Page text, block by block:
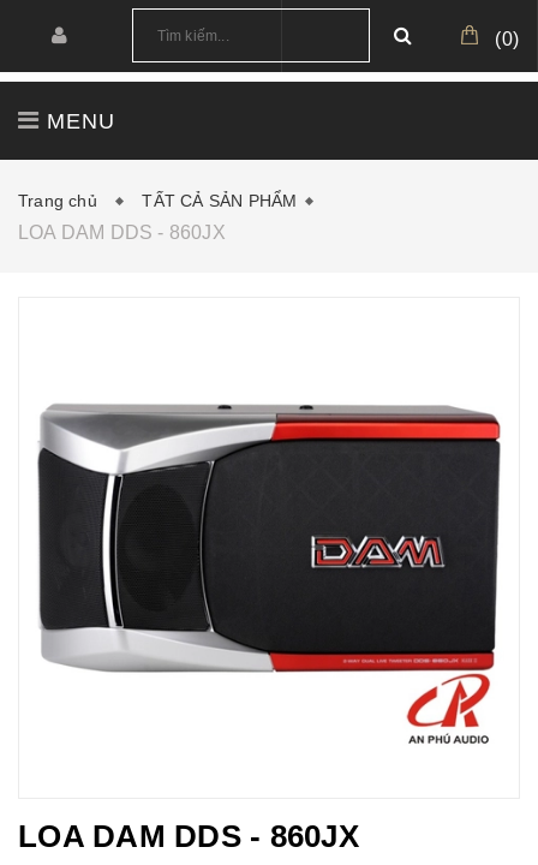
(0)
MENU
GIỚI THIỆU
Trang chủ TẤT CẢ SẢN PHẨM
LOA DAM DDS - 860JX
LOA DAM DDS - 860JX